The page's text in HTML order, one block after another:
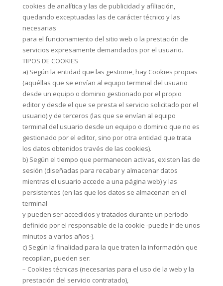
cookies de analítica y las de publicidad y afiliación,
quedando exceptuadas las de carácter técnico y las
necesarias
para el funcionamiento del sitio web o la prestación de
servicios expresamente demandados por el usuario.
TIPOS DE COOKIES
a) Según la entidad que las gestione, hay Cookies propias
(aquéllas que se envían al equipo terminal del usuario
desde un equipo o dominio gestionado por el propio
editor y desde el que se presta el servicio solicitado por el
usuario) y de terceros (las que se envían al equipo
terminal del usuario desde un equipo o dominio que no es
gestionado por el editor, sino por otra entidad que trata
los datos obtenidos través de las cookies).
b) Según el tiempo que permanecen activas, existen las de
sesión (diseñadas para recabar y almacenar datos
mientras el usuario accede a una página web) y las
persistentes (en las que los datos se almacenan en el
terminal
y pueden ser accedidos y tratados durante un periodo
definido por el responsable de la cookie -puede ir de unos
minutos a varios años-).
c) Según la finalidad para la que traten la información que
recopilan, pueden ser:
– Cookies técnicas (necesarias para el uso de la web y la
prestación del servicio contratado),